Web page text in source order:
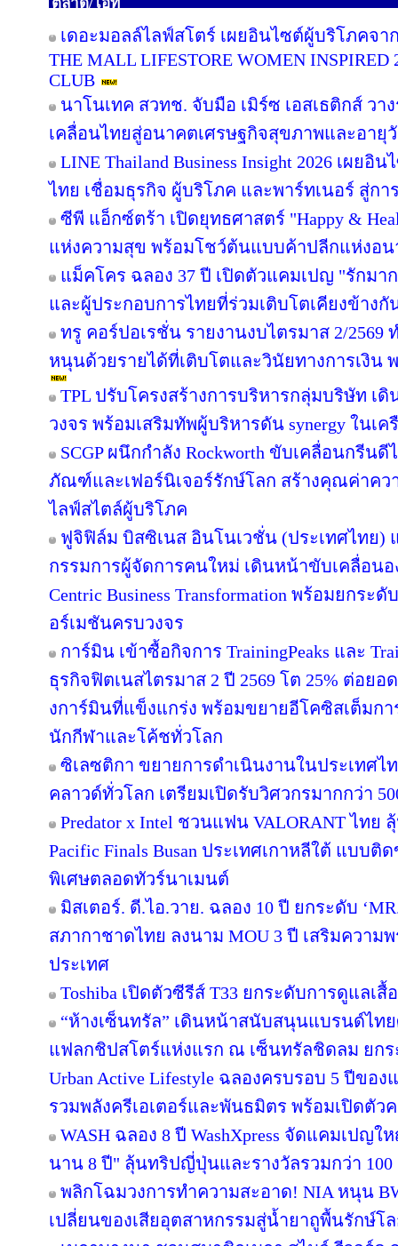
เดอะมอลล์ไลฟ์สโตร์ เผยอินไซต์ผู้บริโภคจา
THE MALL LIFESTORE WOMEN INSPIRED
CLUB
นาโนเทค สวทช. จับมือ เมิร์ซ เอสเธติกส์ วา
เคลื่อนไทยสู่อนาคตเศรษฐกิจสุขภาพและอายุ
LINE Thailand Business Insight 2026 เผย
ไทย เชื่อมธุรกิจ ผู้บริโภค และพาร์ทเนอร์ สู่กา
ซีพี แอ็กซ์ตร้า เปิดยุทธศาสตร์ "Happy &
แห่งความสุข พร้อมโชว์ต้นแบบค้าปลีกแห่งอ
แม็คโคร ฉลอง 37 ปี เปิดตัวแคมเปญ "รักม
และผู้ประกอบการไทยที่ร่วมเติบโตเคียงข้างกั
ทรู คอร์ปอเรชั่น รายงานงบไตรมาส 2/2569
หนุนด้วยรายได้ที่เติบโตและวินัยทางการเงิน
TPL ปรับโครงสร้างการบริหารกลุ่มบริษัท เ
วงจร พร้อมเสริมทัพผู้บริหารดัน synergy ในเค
SCGP ผนึกกำลัง Rockworth ขับเคลื่อนกรี
ภัณฑ์และเฟอร์นิเจอร์รักษ์โลก สร้างคุณค่าคว
ไลฟ์สไตล์ผู้บริโภค
ฟูจิฟิล์ม บิสซิเนส อินโนเวชั่น (ประเทศไทย)
กรรมการผู้จัดการคนใหม่ เดินหน้าขับเคลื่อนอ
Centric Business Transformation พร้อมยก
อร์เมชันครบวงจร
การ์มิน เข้าซื้อกิจการ TrainingPeaks และ
ธุรกิจฟิตเนสไตรมาส 2 ปี 2569 โต 25% ต่อย
งการ์มินที่แข็งแกร่ง พร้อมขยายอีโคซิสเต็มก
นักกีฬาและโค้ชทั่วโลก
ซิเลซติกา ขยายการดำเนินงานในประเทศไ
คลาวด์ทั่วโลก เตรียมเปิดรับวิศวกรมากกว่า
Predator x Intel ชวนแฟน VALORANT ไท
Pacific Finals Busan ประเทศเกาหลีใต้ แบบ
พิเศษตลอดทัวร์นาเมนต์
มิสเตอร์. ดี.ไอ.วาย. ฉลอง 10 ปี ยกระดับ
สภากาชาดไทย ลงนาม MOU 3 ปี เสริมความ
ประเทศ
Toshiba เปิดตัวซีรีส์ T33 ยกระดับการดูแลเ
“ห้างเซ็นทรัล” เดินหน้าสนับสนุนแบรนด์ไทย
แฟลกชิปสโตร์แห่งแรก ณ เซ็นทรัลชิดลม ยก
Urban Active Lifestyle ฉลองครบรอบ 5 ปีของ
รวมพลังครีเอเตอร์และพันธมิตร พร้อมเปิดตัว
WASH ฉลอง 8 ปี WashXpress จัดแคมเปญ
นาน 8 ปี" ลุ้นทริปญี่ปุ่นและรางวัลรวมกว่า 100
พลิกโฉมวงการทำความสะอาด! NIA หนุน
เปลี่ยนของเสียอุตสาหกรรมสู่น้ำยาถูพื้นรักษ์โ